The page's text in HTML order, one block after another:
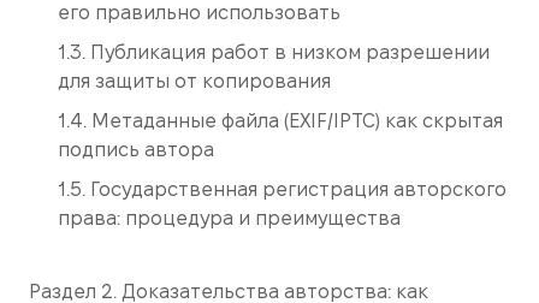
его правильно использовать
1.3. Публикация работ в низком разрешении
для защиты от копирования
1.4. Метаданные файла (EXIF/IPTC) как скрытая
подпись автора
1.5. Государственная регистрация авторского
права: процедура и преимущества
Раздел 2. Доказательства авторства: как